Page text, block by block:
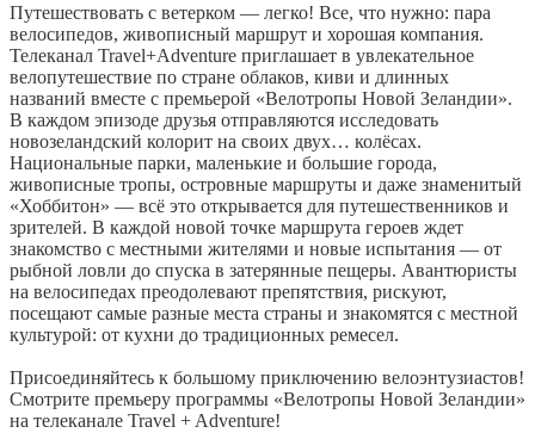
Путешествовать с ветерком — легко! Все, что нужно: пара
велосипедов, живописный маршрут и хорошая компания.
Телеканал Travel+Adventure приглашает в увлекательное
велопутешествие по стране облаков, киви и длинных
названий вместе с премьерой «Велотропы Новой Зеландии».
В каждом эпизоде друзья отправляются исследовать
новозеландский колорит на своих двух… колёсах.
Национальные парки, маленькие и большие города,
живописные тропы, островные маршруты и даже знаменитый
«Хоббитон» — всё это открывается для путешественников и
зрителей. В каждой новой точке маршрута героев ждет
знакомство с местными жителями и новые испытания — от
рыбной ловли до спуска в затерянные пещеры. Авантюристы
на велосипедах преодолевают препятствия, рискуют,
посещают самые разные места страны и знакомятся с местной
культурой: от кухни до традиционных ремесел.
Присоединяйтесь к большому приключению велоэнтузиастов!
Смотрите премьеру программы «Велотропы Новой Зеландии»
на телеканале Travel + Adventure!